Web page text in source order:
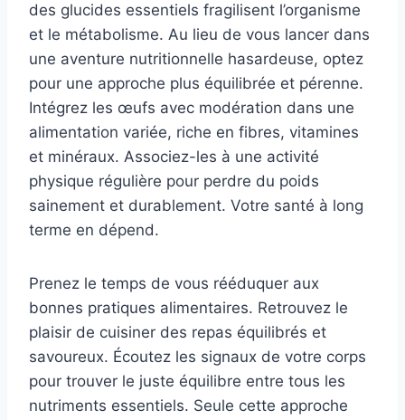
des glucides essentiels fragilisent l’organisme
et le métabolisme. Au lieu de vous lancer dans
une aventure nutritionnelle hasardeuse, optez
pour une approche plus équilibrée et pérenne.
Intégrez les œufs avec modération dans une
alimentation variée, riche en fibres, vitamines
et minéraux. Associez-les à une activité
physique régulière pour perdre du poids
sainement et durablement. Votre santé à long
terme en dépend.
Prenez le temps de vous rééduquer aux
bonnes pratiques alimentaires. Retrouvez le
plaisir de cuisiner des repas équilibrés et
savoureux. Écoutez les signaux de votre corps
pour trouver le juste équilibre entre tous les
nutriments essentiels. Seule cette approche